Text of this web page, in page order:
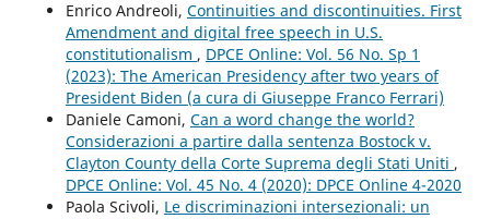
Enrico Andreoli, Continuities and discontinuities. First
Amendment and digital free speech in U.S.
constitutionalism , DPCE Online: Vol. 56 No. Sp 1
(2023): The American Presidency after two years of
President Biden (a cura di Giuseppe Franco Ferrari)
Daniele Camoni, Can a word change the world?
Considerazioni a partire dalla sentenza Bostock v.
Clayton County della Corte Suprema degli Stati Uniti ,
DPCE Online: Vol. 45 No. 4 (2020): DPCE Online 4-2020
Paola Scivoli, Le discriminazioni intersezionali: un